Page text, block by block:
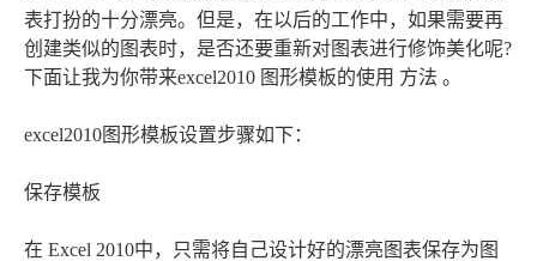
表打扮的十分漂亮。但是，在以后的工作中，如果需要再
创建类似的图表时，是否还要重新对图表进行修饰美化呢?
下面让我为你带来excel2010 图形模板的使用 方法 。
excel2010图形模板设置步骤如下：
保存模板
在 Excel 2010中，只需将自己设计好的漂亮图表保存为图